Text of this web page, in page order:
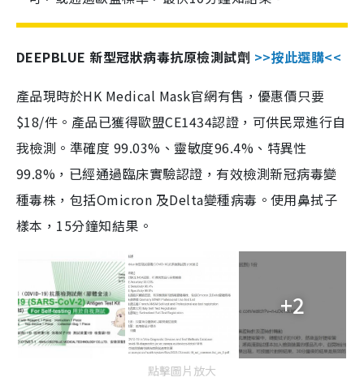
DEEPBLUE 新型冠狀病毒抗原檢測試劑 >>按此選購<<
產品現時於HK Medical Mask官網有售，優惠價只要
$18/件。產品已獲得歐盟CE1434認證，可供民眾進行自
我檢測。準確度 99.03%、靈敏度96.4%、特異性
99.8%，已經通過臨床實驗認證，有效檢測新冠病毒變
種毒株，包括Omicron 及Delta變種病毒。使用鼻拭子
樣本，15分鐘知結果。
+2
點擊圖片放大